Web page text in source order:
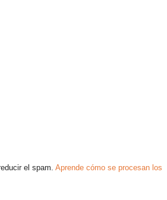
el spam. Aprende cómo se procesan los